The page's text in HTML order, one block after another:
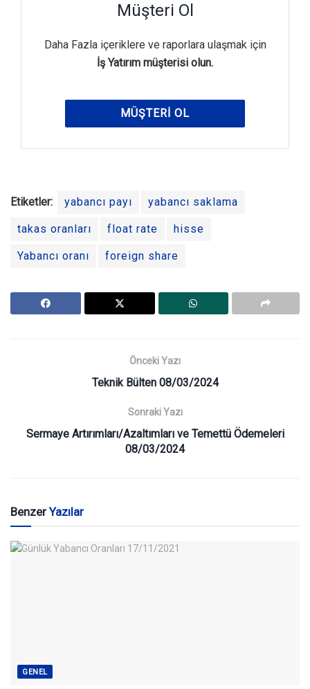
Müşteri Ol
Daha Fazla içeriklere ve raporlara ulaşmak için
İş Yatırım müşterisi olun.
MÜŞTERI OL
Etiketler: yabancı payı yabancı saklama
takas oranları float rate hisse
Yabancı oranı foreign share
Önceki Yazı
Teknik Bülten 08/03/2024
Sonraki Yazı
Sermaye Artırımları/Azaltımları ve Temettü Ödemeleri
08/03/2024
BenzerYazılar
GENEL